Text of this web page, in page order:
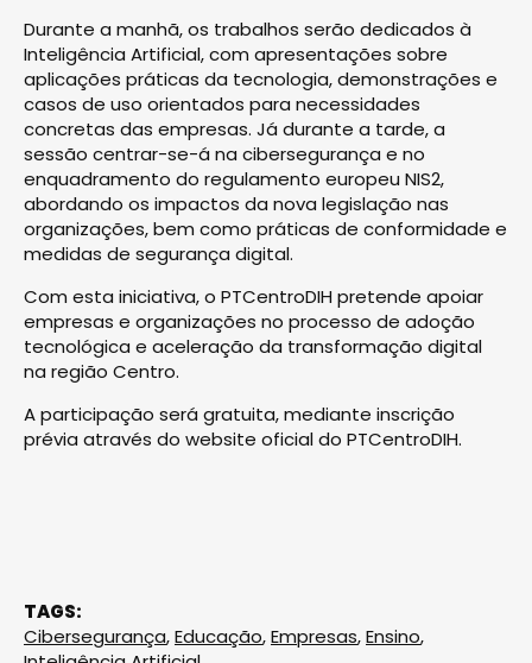
Durante a manhã, os trabalhos serão dedicados à
Inteligência Artificial, com apresentações sobre
aplicações práticas da tecnologia, demonstrações e
casos de uso orientados para necessidades
concretas das empresas. Já durante a tarde, a
sessão centrar-se-á na cibersegurança e no
enquadramento do regulamento europeu NIS2,
abordando os impactos da nova legislação nas
organizações, bem como práticas de conformidade e
medidas de segurança digital.
Com esta iniciativa, o PTCentroDIH pretende apoiar
empresas e organizações no processo de adoção
tecnológica e aceleração da transformação digital
na região Centro.
A participação será gratuita, mediante inscrição
prévia através do website oficial do PTCentroDIH.
TAGS:
Cibersegurança,Educação,Empresas,Ensino,